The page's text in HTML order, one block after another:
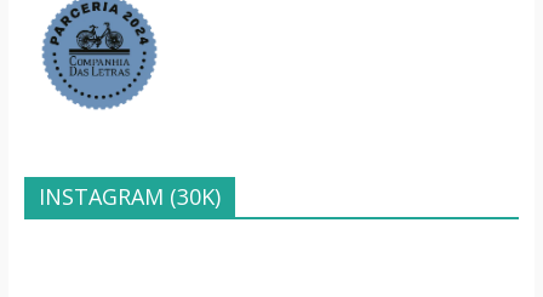
INSTAGRAM (30K)